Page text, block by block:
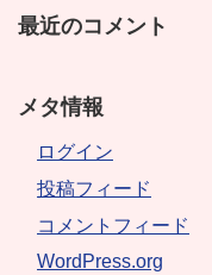
最近のコメント
メタ情報
ログイン
投稿フィード
コメントフィード
WordPress.org